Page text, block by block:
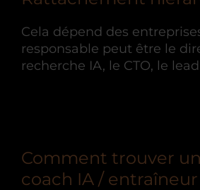
Cela dépend des
responsable peut être le
recherche IA, le CTO, le
Comment trouver
coach IA / entraîneur